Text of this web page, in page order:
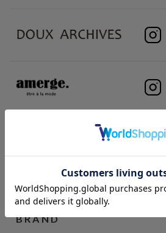
BRAND